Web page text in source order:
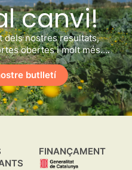
canvi!
dels nostres resultats,
obertes i molt més….
butlletí
FINANÇAMENT